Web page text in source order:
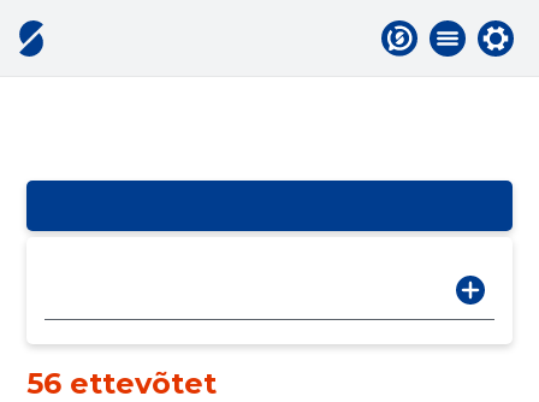
56 ettevõtet